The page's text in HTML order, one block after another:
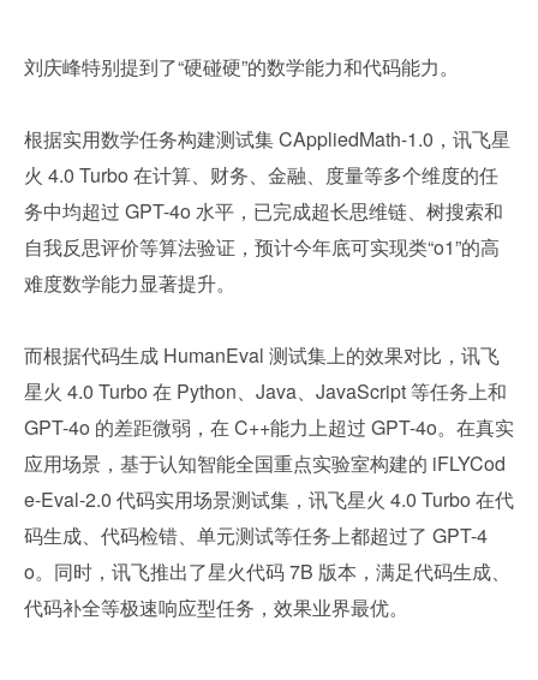
刘庆峰特别提到了“硬碰硬”的数学能力和代码能力。
根据实用数学任务构建测试集 CAppliedMath-1.0，讯飞星
火 4.0 Turbo 在计算、财务、金融、度量等多个维度的任
务中均超过 GPT-4o 水平，已完成超长思维链、树搜索和
自我反思评价等算法验证，预计今年底可实现类“o1”的高
难度数学能力显著提升。
而根据代码生成 HumanEval 测试集上的效果对比，讯飞
星火 4.0 Turbo 在 Python、Java、JavaScript 等任务上和
GPT-4o 的差距微弱，在 C++能力上超过 GPT-4o。在真实
应用场景，基于认知智能全国重点实验室构建的 iFLYCod
e-Eval-2.0 代码实用场景测试集，讯飞星火 4.0 Turbo 在代
码生成、代码检错、单元测试等任务上都超过了 GPT-4
o。同时，讯飞推出了星火代码 7B 版本，满足代码生成、
代码补全等极速响应型任务，效果业界最优。